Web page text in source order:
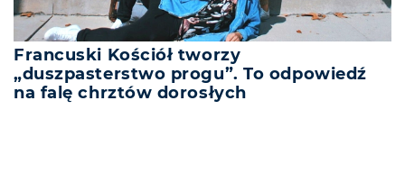
Francuski Kościół tworzy
„duszpasterstwo progu”. To odpowiedź
na falę chrztów dorosłych